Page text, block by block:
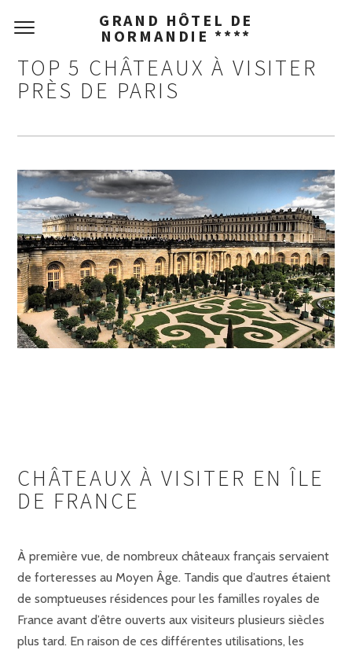
GRAND HÔTEL DE
NORMANDIE ****
TOP 5 CHÂTEAUX À VISITER
PRÈS DE PARIS
CHÂTEAUX À VISITER EN ÎLE
DE FRANCE
À première vue, de nombreux châteaux français servaient
de forteresses au Moyen Âge. Tandis que d’autres étaient
de somptueuses résidences pour les familles royales de
France avant d’être ouverts aux visiteurs plusieurs siècles
plus tard. En raison de ces différentes utilisations, les